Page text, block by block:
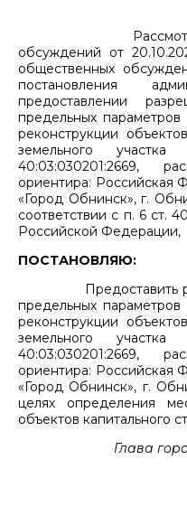
Рассмотрев
обсуждений от
общественных
постановления
предоставлении
предельных параметров
реконструкции
земельного
40:03:030201:2669,
ориентира: Российская
«Город Обнинск», г.
соответствии с п. 6 ст.
Российской Федерации,
ПОСТАНОВЛЯЮ:
Предоставить
предельных параметров
реконструкции
земельного
40:03:030201:2669,
ориентира: Российская
«Город Обнинск», г.
целях определения
объектов капитального
Глава